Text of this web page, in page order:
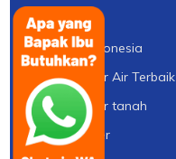
TDS Meter
Thermax Indonesia
tipe pH Meter Air Terbaik
tipe pH Meter tanah
TOC Analyzer